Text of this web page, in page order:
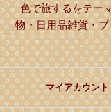
色で旅するをテー
物・日用品雑貨・
マイアカウント